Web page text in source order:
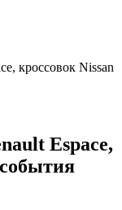
кроссовок Nissan
Espace,